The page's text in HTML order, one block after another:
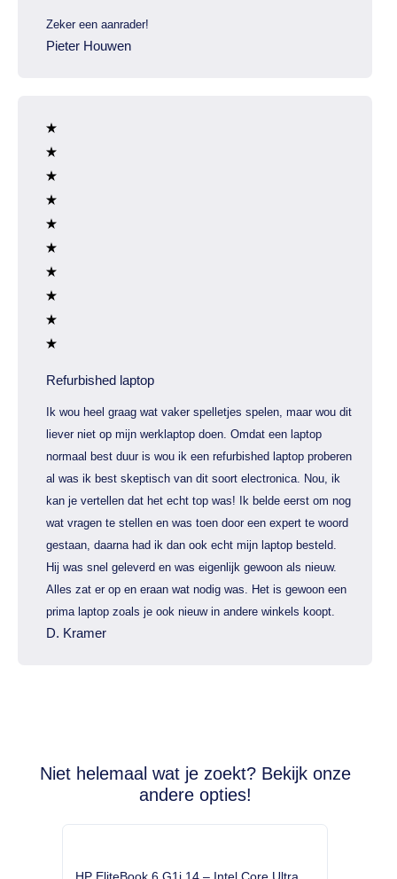
Zeker een aanrader!
Pieter Houwen
Refurbished laptop
Ik wou heel graag wat vaker spelletjes spelen, maar wou dit
liever niet op mijn werklaptop doen. Omdat een laptop
normaal best duur is wou ik een refurbished laptop proberen
al was ik best skeptisch van dit soort electronica. Nou, ik
kan je vertellen dat het echt top was! Ik belde eerst om nog
wat vragen te stellen en was toen door een expert te woord
gestaan, daarna had ik dan ook echt mijn laptop besteld.
Hij was snel geleverd en was eigenlijk gewoon als nieuw.
Alles zat er op en eraan wat nodig was. Het is gewoon een
prima laptop zoals je ook nieuw in andere winkels koopt.
D. Kramer
Niet helemaal wat je zoekt? Bekijk onze
andere opties!